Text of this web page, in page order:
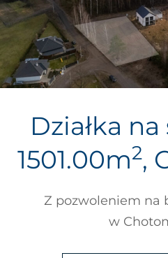
Działka
1501.00m2,
Z pozwoleniem na
w